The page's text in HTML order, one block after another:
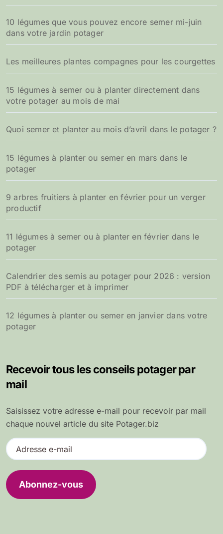
10 légumes que vous pouvez encore semer mi-juin
dans votre jardin potager
Les meilleures plantes compagnes pour les courgettes
15 légumes à semer ou à planter directement dans
votre potager au mois de mai
Quoi semer et planter au mois d’avril dans le potager ?
15 légumes à planter ou semer en mars dans le
potager
9 arbres fruitiers à planter en février pour un verger
productif
11 légumes à semer ou à planter en février dans le
potager
Calendrier des semis au potager pour 2026 : version
PDF à télécharger et à imprimer
12 légumes à planter ou semer en janvier dans votre
potager
Recevoir tous les conseils potager par
mail
Saisissez votre adresse e-mail pour recevoir par mail
chaque nouvel article du site Potager.biz
A
d
e
s
Abonnez-vous